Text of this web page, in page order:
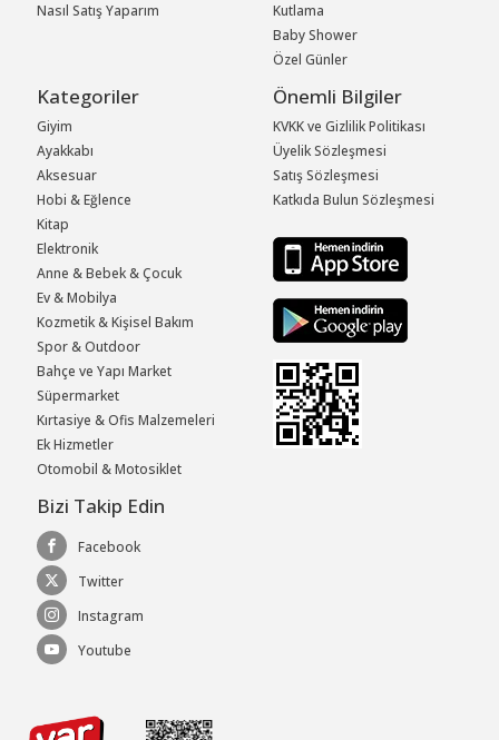
Nasıl Satış Yaparım
Kutlama
Baby Shower
Özel Günler
Kategoriler
Giyim
Ayakkabı
Aksesuar
Hobi & Eğlence
Kitap
Elektronik
Anne & Bebek & Çocuk
Ev & Mobilya
Kozmetik & Kişisel Bakım
Spor & Outdoor
Bahçe ve Yapı Market
Süpermarket
Kırtasiye & Ofis Malzemeleri
Ek Hizmetler
Otomobil & Motosiklet
Önemli Bilgiler
KVKK ve Gizlilik Politikası
Üyelik Sözleşmesi
Satış Sözleşmesi
Katkıda Bulun Sözleşmesi
Bizi Takip Edin
Facebook
Twitter
Instagram
Youtube